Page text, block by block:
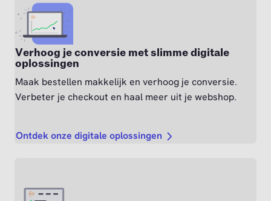
Verhoog je conversie met slimme digitale
oplossingen
Maak bestellen makkelijk en verhoog je conversie.
Verbeter je checkout en haal meer uit je webshop.
Ontdek onze digitale oplossingen